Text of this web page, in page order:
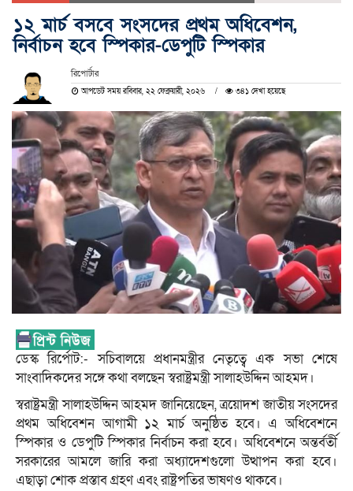
১২ মার্চ বসবে সংসদের প্রথম অধিবেশন,
নির্বাচন হবে স্পিকার-ডেপুটি স্পিকার
রিপোর্টার
আপডেট সময় রবিবার, ২২ ফেব্রুয়ারী, ২০২৬ ৩৪১ দেখা হয়েছে
ডেস্ক রির্পোট:- সচিবালয়ে প্রধানমন্ত্রীর নেতৃত্বে এক সভা শেষে
সাংবাদিকদের সঙ্গে কথা বলছেন স্বরাষ্ট্রমন্ত্রী সালাহউদ্দিন আহমদ।
স্বরাষ্ট্রমন্ত্রী সালাহউদ্দিন আহমদ জানিয়েছেন, ত্রয়োদশ জাতীয় সংসদের
প্রথম অধিবেশন আগামী ১২ মার্চ অনুষ্ঠিত হবে। এ অধিবেশনে
স্পিকার ও ডেপুটি স্পিকার নির্বাচন করা হবে। অধিবেশনে অন্তর্বর্তী
সরকারের আমলে জারি করা অধ্যাদেশগুলো উত্থাপন করা হবে।
এছাড়া শোক প্রস্তাব গ্রহণ এবং রাষ্ট্রপতির ভাষণও থাকবে।